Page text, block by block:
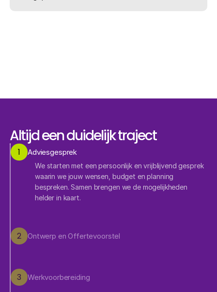
Altijd een duidelijk traject
1 Adviesgesprek
We starten met een persoonlijk en vrijblijvend gesprek
waarin we jouw wensen, budget en planning
bespreken. Samen brengen we de mogelijkheden
helder in kaart.
2 Ontwerp en Offertevoorstel
3 Werkvoorbereiding